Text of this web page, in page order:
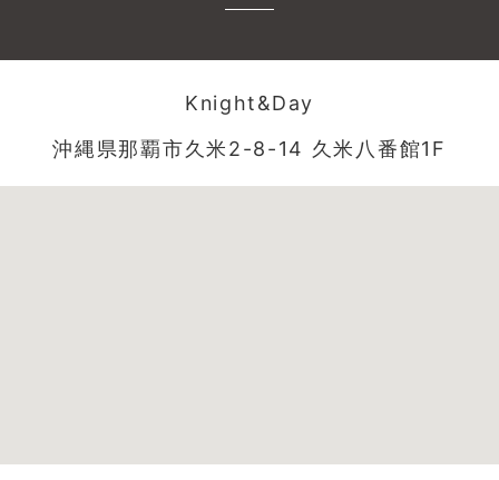
Knight&Day
沖縄県那覇市久米2-8-14 久米八番館1F